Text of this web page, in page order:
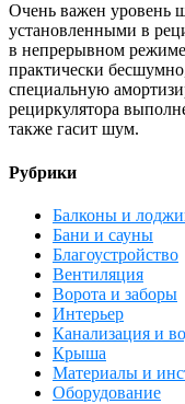
Очень важен уровень
установленными в
в непрерывном
практически
специальную
рециркулятора
также гасит шум.
Рубрики
Балконы и
Бани и сауны
Благоустройство
Вентиляция
Ворота и заборы
Интерьер
Канализация и
Крыша
Материалы и
Оборудование